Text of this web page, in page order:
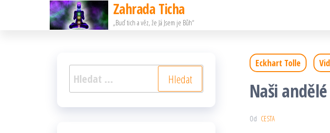
Zahrada Ticha
„Buď tich a věz, že Já Jsem je Bůh“
Eckhart Tolle
Naši
Od CESTA
Vyhledávání